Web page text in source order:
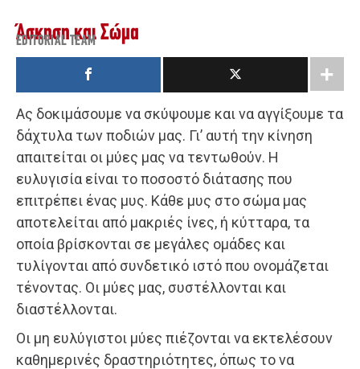
Άσκηση και Σώμα
EDITORIAL TEAM
Ας δοκιμάσουμε να σκύψουμε και να αγγίξουμε τα
δάχτυλα των ποδιών μας. Γι’ αυτή την κίνηση
απαιτείται οι μύες μας να τεντωθούν. Η
ευλυγισία είναι το ποσοστό διάτασης που
επιτρέπει ένας μυς. Κάθε μυς στο σώμα μας
αποτελείται από μακριές ίνες, ή κύτταρα, τα
οποία βρίσκονται σε μεγάλες ομάδες και
τυλίγονται από συνδετικό ιστό που ονομάζεται
τένοντας. Οι μύες μας, συστέλλονται και
διαστέλλονται.
Οι μη ευλύγιστοι μύες πιέζονται να εκτελέσουν
καθημερινές δραστηριότητες, όπως το να